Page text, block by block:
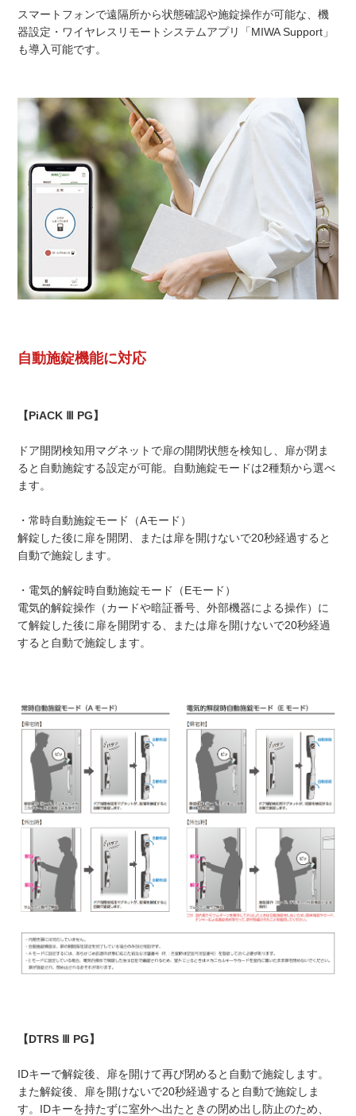
スマートフォンで遠隔所から状態確認や施錠操作が可能な、機
器設定・ワイヤレスリモートシステムアプリ「MIWA Support」
も導入可能です。
自動施錠機能に対応
【PiACK Ⅲ PG】
ドア開閉検知用マグネットで扉の開閉状態を検知し、扉が閉ま
ると自動施錠する設定が可能。自動施錠モードは2種類から選べ
ます。
・常時自動施錠モード（Aモード）
解錠した後に扉を開閉、または扉を開けないで20秒経過すると
自動で施錠します。
・電気的解錠時自動施錠モード（Eモード）
電気的解錠操作（カードや暗証番号、外部機器による操作）に
て解錠した後に扉を開閉する、または扉を開けないで20秒経過
すると自動で施錠します。
【DTRS Ⅲ PG】
IDキーで解錠後、扉を開けて再び閉めると自動で施錠します。
また解錠後、扉を開けないで20秒経過すると自動で施錠しま
す。IDキーを持たずに室外へ出たときの閉め出し防止のため、